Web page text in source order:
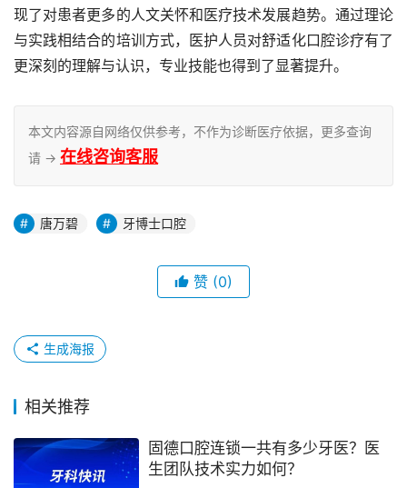
现了对患者更多的人文关怀和医疗技术发展趋势。通过理论
与实践相结合的培训方式，医护人员对舒适化口腔诊疗有了
更深刻的理解与认识，专业技能也得到了显著提升。
本文内容源自网络仅供参考，不作为诊断医疗依据，更多查询
请 → 在线咨询客服
唐万碧 牙博士口腔
赞 (0)
生成海报
相关推荐
固德口腔连锁一共有多少牙医？医
生团队技术实力如何？